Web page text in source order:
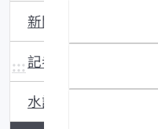
:::
新聞稿
記者會
水試所電子報